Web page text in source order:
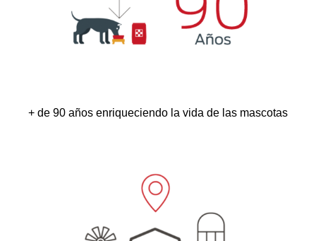
+ de 90 años enriqueciendo la vida de las mascotas